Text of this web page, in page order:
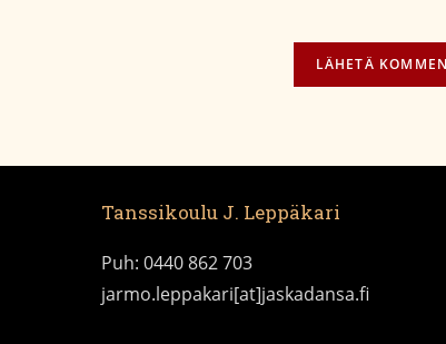
Tanssikoulu J. Leppäkari
Puh: 0440 862 703
jarmo.leppakari[at]jaskadansa.fi